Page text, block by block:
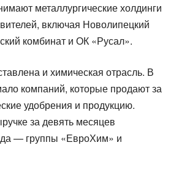
металлургические холдинги
включая Новолипецкий
комбинат и ОК «Русал».
и химическая отрасль. В
компаний, которые продают за
удобрения и продукцию.
за девять месяцев
— группы «ЕвроХим» и